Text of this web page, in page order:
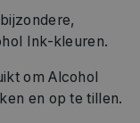
Ink-kleuren.
om Alcohol
en op te tillen.